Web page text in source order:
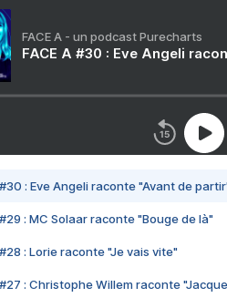
FACE A - un podcast Purecharts
FACE A #30 : Eve Angeli
#30 : Eve Angeli raconte "Avant de
#29 : MC Solaar raconte "Bouge de là"
#28 : Lorie raconte "Je vais vite"
#27 : Christophe Willem raconte